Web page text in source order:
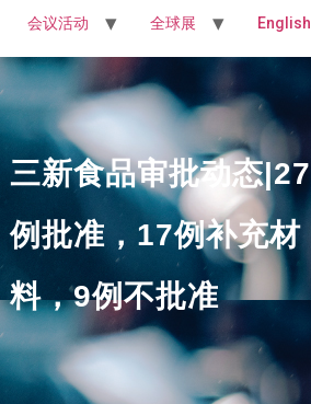
会议活动
全球展 English
三新食品审批动态|27
例批准，17例补充材
料，9例不批准